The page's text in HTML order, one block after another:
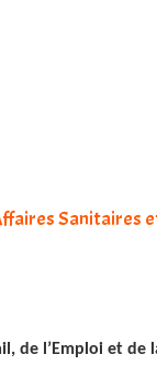
Sanitaires
de l’Emploi et de